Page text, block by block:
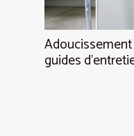
Adoucissement
guides